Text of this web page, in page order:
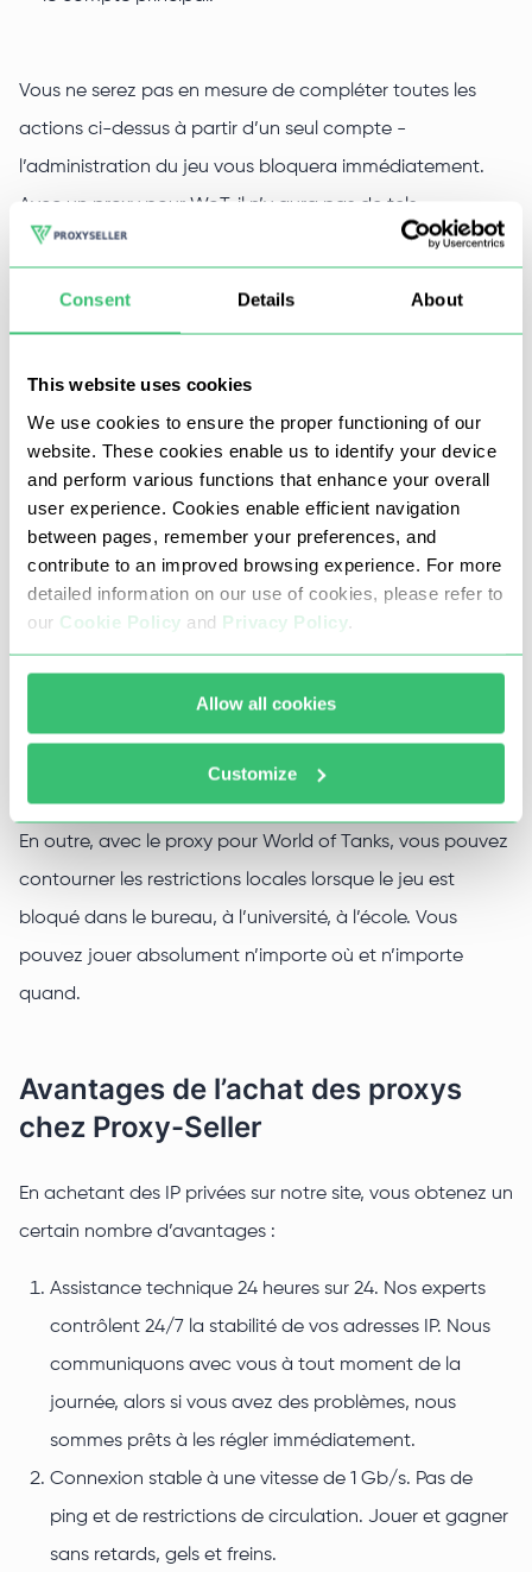
Consent Details About
This website uses cookies
We use cookies to ensure the proper functioning of our
website. These cookies enable us to identify your device
and perform various functions that enhance your overall
user experience. Cookies enable efficient navigation
between pages, remember your preferences, and
contribute to an improved browsing experience. For more
detailed information on our use of cookies, please refer to
our Cookie Policy and Privacy Policy
Allow all cookies
Customize
Vous ne serez pas en mesure de compléter toutes les
actions ci-dessus à partir d’un seul compte -
l’administration du jeu vous bloquera immédiatement.
Avec un proxy pour WoT, il n’y aura pas de tels
problèmes. Après avoir activé l’IP reçue, vous recevrez
Proxys stables pour World of Tanks
avec ping bas
Vous pouvez acheter des proxys de haute qualité pour
World of Tanks sur le site Web Proxy-Seller. Nos proxys
sont uniques :
haute vitesse ;
ping minimal ;
connexion stable ;
performance excellnte.
En outre, avec le proxy pour World of Tanks, vous pouvez
contourner les restrictions locales lorsque le jeu est
bloqué dans le bureau, à l’université, à l’école. Vous
pouvez jouer absolument n’importe où et n’importe
quand.
Avantages de l’achat des proxys
chez Proxy-Seller
En achetant des IP privées sur notre site, vous obtenez un
certain nombre d’avantages :
Assistance technique 24 heures sur 24. Nos experts
contrôlent 24/7 la stabilité de vos adresses IP. Nous
communiquons avec vous à tout moment de la
journée, alors si vous avez des problèmes, nous
sommes prêts à les régler immédiatement.
Connexion stable à une vitesse de 1 Gb/s. Pas de
ping et de restrictions de circulation. Jouer et gagner
sans retards, gels et freins.